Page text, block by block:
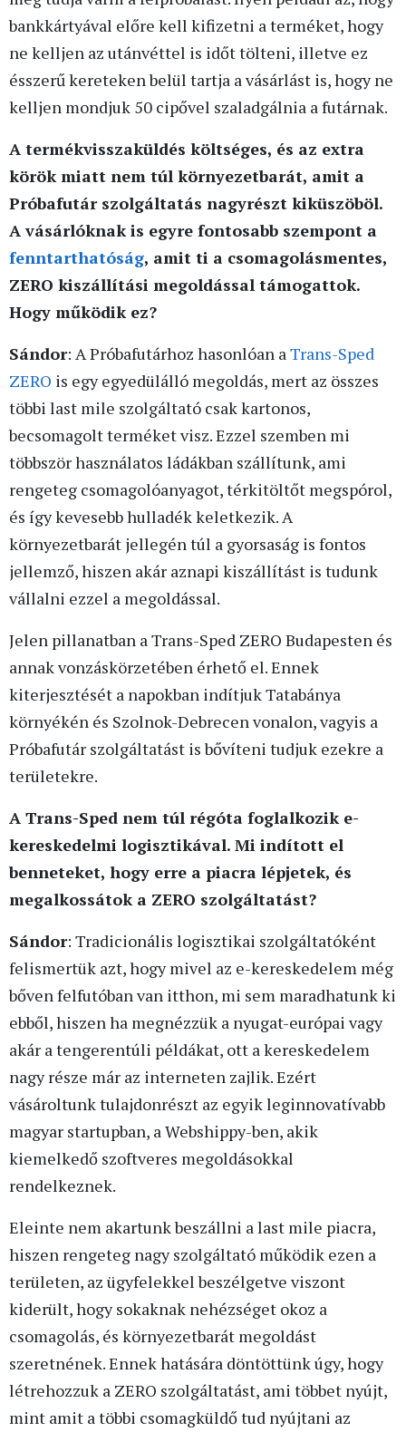
bankkártyával előre kell kifizetni a terméket, hogy
ne kelljen az utánvéttel is időt tölteni, illetve ez
ésszerű kereteken belül tartja a vásárlást is, hogy ne
kelljen mondjuk 50 cipővel szaladgálnia a futárnak.
A termékvisszaküldés költséges, és az extra
körök miatt nem túl környezetbarát, amit a
Próbafutár szolgáltatás nagyrészt kiküszöböl.
A vásárlóknak is egyre fontosabb szempont a
fenntarthatóság, amit ti a csomagolásmentes,
ZERO kiszállítási megoldással támogattok.
Hogy működik ez?
Sándor: A Próbafutárhoz hasonlóan aTrans-Sped
ZERO is egy egyedülálló megoldás, mert az összes
többi last mile szolgáltató csak kartonos,
becsomagolt terméket visz. Ezzel szemben mi
többször használatos ládákban szállítunk, ami
rengeteg csomagolóanyagot, térkitöltőt megspórol,
és így kevesebb hulladék keletkezik. A
környezetbarát jellegén túl a gyorsaság is fontos
jellemző, hiszen akár aznapi kiszállítást is tudunk
vállalni ezzel a megoldással.
Jelen pillanatban a Trans-Sped ZERO Budapesten és
annak vonzáskörzetében érhető el. Ennek
kiterjesztését a napokban indítjuk Tatabánya
környékén és Szolnok-Debrecen vonalon, vagyis a
Próbafutár szolgáltatást is bővíteni tudjuk ezekre a
területekre.
A Trans-Sped nem túl régóta foglalkozik e-
kereskedelmi logisztikával. Mi indított el
benneteket, hogy erre a piacra lépjetek, és
megalkossátok a ZERO szolgáltatást?
Sándor: Tradicionális logisztikai szolgáltatóként
felismertük azt, hogy mivel az e-kereskedelem még
bőven felfutóban van itthon, mi sem maradhatunk ki
ebből, hiszen ha megnézzük a nyugat-európai vagy
akár a tengerentúli példákat, ott a kereskedelem
nagy része már az interneten zajlik. Ezért
vásároltunk tulajdonrészt az egyik leginnovatívabb
magyar startupban, a Webshippy-ben, akik
kiemelkedő szoftveres megoldásokkal
rendelkeznek.
Eleinte nem akartunk beszállni a last mile piacra,
hiszen rengeteg nagy szolgáltató működik ezen a
területen, az ügyfelekkel beszélgetve viszont
kiderült, hogy sokaknak nehézséget okoz a
csomagolás, és környezetbarát megoldást
szeretnének. Ennek hatására döntöttünk úgy, hogy
létrehozzuk a ZERO szolgáltatást, ami többet nyújt,
mint amit a többi csomagküldő tud nyújtani az